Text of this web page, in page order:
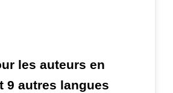
les auteurs en
9 autres langues